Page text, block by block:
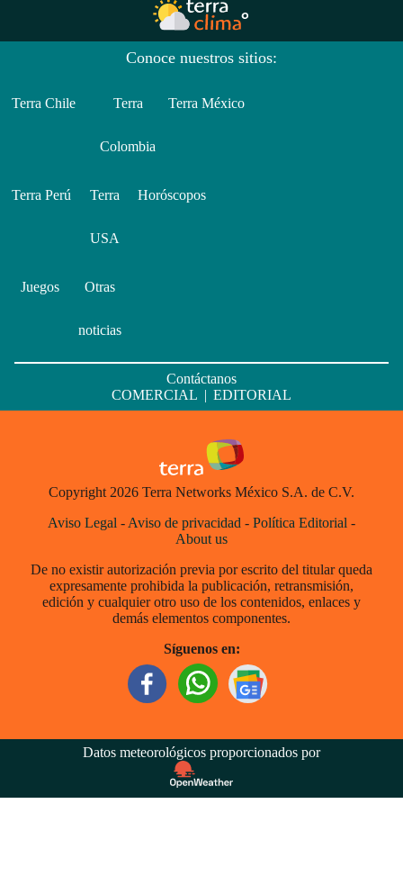
Conoce nuestros sitios:
Terra Chile Terra
Colombia
Terra México
Terra Perú Terra
USA
Horóscopos
Juegos Otras
noticias
Contáctanos
COMERCIAL | EDITORIAL
Copyright 2026 Terra Networks México S.A. de C.V.
Aviso Legal - Aviso de privacidad - Política Editorial -
About us
De no existir autorización previa por escrito del titular queda
expresamente prohibida la publicación, retransmisión,
edición y cualquier otro uso de los contenidos, enlaces y
demás elementos componentes.
Síguenos en:
Datos meteorológicos proporcionados por